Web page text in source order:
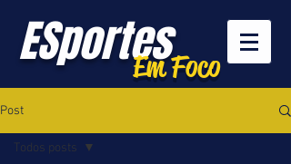
ESportesEm Foco
Post
Todos posts